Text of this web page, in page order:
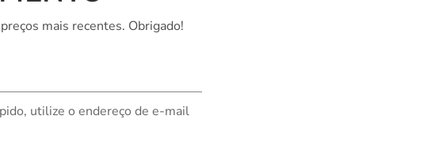
mais recentes. Obrigado!
utilize o endereço de e-mail